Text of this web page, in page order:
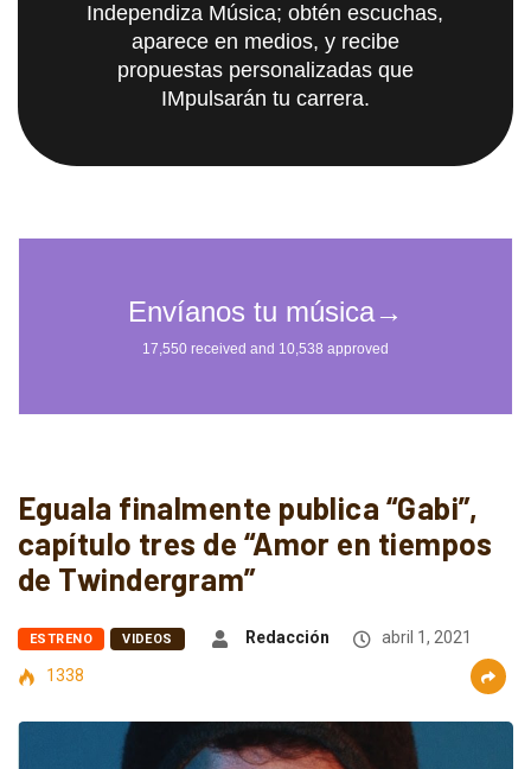
Independiza Música; obtén escuchas,
aparece en medios, y recibe
propuestas personalizadas que
IMpulsarán tu carrera.
Eguala finalmente publica “Gabi”,
capítulo tres de “Amor en tiempos
de Twindergram”
ESTRENO VIDEOS Redacción
abril 1, 2021
1338